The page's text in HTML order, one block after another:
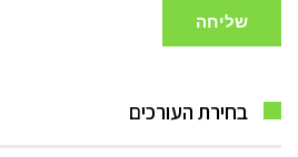
שליחה
בחירת העורכים